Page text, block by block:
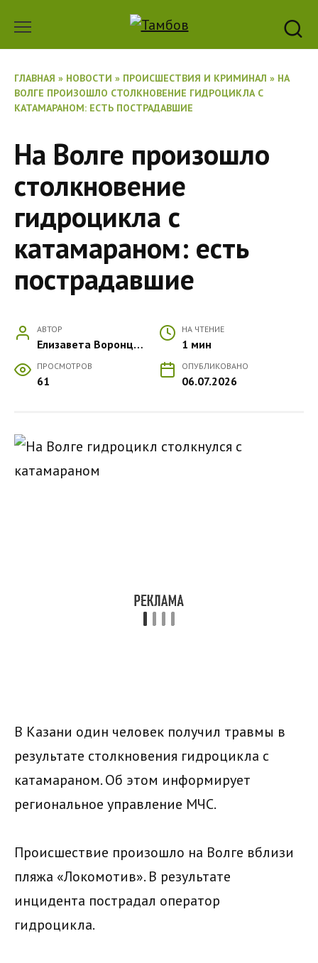
содержанию
ГЛАВНАЯ » НОВОСТИ » ПРОИСШЕСТВИЯ И КРИМИНАЛ » НА
ВОЛГЕ ПРОИЗОШЛО СТОЛКНОВЕНИЕ ГИДРОЦИКЛА С
КАТАМАРАНОМ: ЕСТЬ ПОСТРАДАВШИЕ
На Волге произошло
столкновение
гидроцикла с
катамараном: есть
пострадавшие
АВТОР
Елизавета Воронцова
НА ЧТЕНИЕ
1 мин
ПРОСМОТРОВ
61
ОПУБЛИКОВАНО
06.07.2026
В Казани один человек получил травмы в
результате столкновения гидроцикла с
катамараном. Об этом информирует
региональное управление МЧС.
Происшествие произошло на Волге вблизи
пляжа «Локомотив». В результате
инцидента пострадал оператор
гидроцикла.